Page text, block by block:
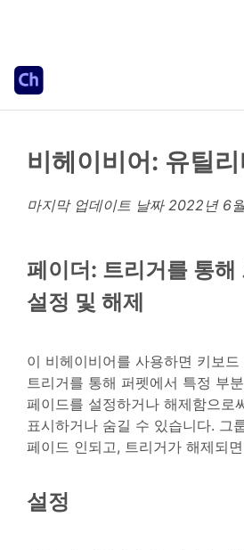
비헤이비어: 유틸리
마지막 업데이트 날짜 2022년 6
페이더: 트리거를 통해
설정 및 해제
이 비헤이비어를 사용하면 키보드
트리거를 통해 퍼펫에서 특정 부
페이드를 설정하거나 해제함으로
표시하거나 숨길 수 있습니다. 그
페이드 인되고, 트리거가 해제되
설정